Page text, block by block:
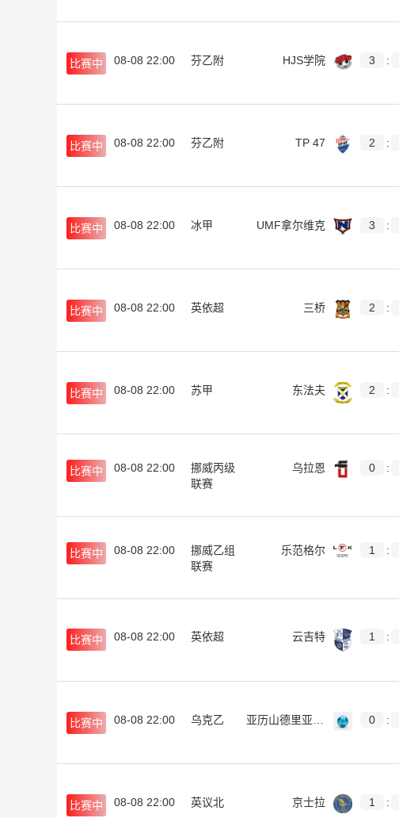
比赛中 08-08 22:00 芬乙附 HJS学院 3 :
比赛中 08-08 22:00 芬乙附 TP 47 2 :
比赛中 08-08 22:00 冰甲 UMF拿尔维克 3 :
比赛中 08-08 22:00 英依超 三桥 2 :
比赛中 08-08 22:00 苏甲 东法夫 2 :
比赛中 08-08 22:00
挪威丙级
联赛
乌拉恩 0 :
比赛中 08-08 22:00
挪威乙组
联赛
乐范格尔 1 :
比赛中 08-08 22:00 英依超 云吉特 1 :
比赛中 08-08 22:00 乌克乙 0 :
比赛中 08-08 22:00 英议北 京士拉 1 :